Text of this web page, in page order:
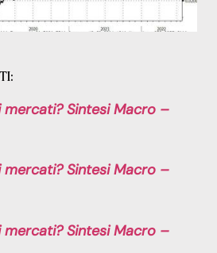
Sintesi Macro –
Sintesi Macro –
Sintesi Macro –